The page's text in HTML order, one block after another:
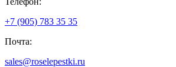
+7 (905) 783 35 35
Почта:
sales@roselepestki.ru